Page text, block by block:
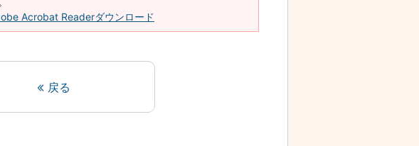
Acrobat Readerダウンロード
戻る